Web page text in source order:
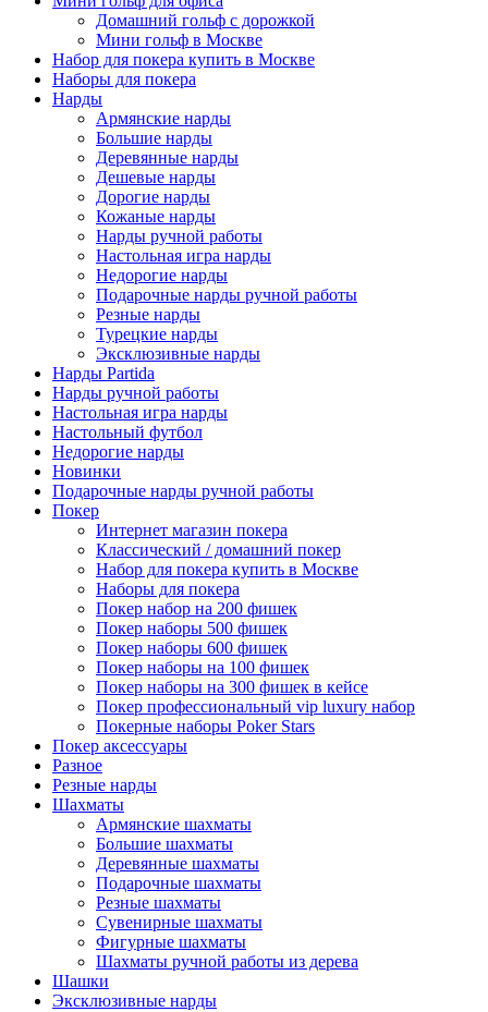
Домашний гольф с дорожкой
Мини гольф в Москве
Набор для покера купить в Москве
Наборы для покера
Нарды
Армянские нарды
Большие нарды
Деревянные нарды
Дешевые нарды
Дорогие нарды
Кожаные нарды
Нарды ручной работы
Настольная игра нарды
Недорогие нарды
Подарочные нарды ручной работы
Резные нарды
Турецкие нарды
Эксклюзивные нарды
Нарды Partida
Нарды ручной работы
Настольная игра нарды
Настольный футбол
Недорогие нарды
Новинки
Подарочные нарды ручной работы
Покер
Интернет магазин покера
Классический / домашний покер
Набор для покера купить в Москве
Наборы для покера
Покер набор на 200 фишек
Покер наборы 500 фишек
Покер наборы 600 фишек
Покер наборы на 100 фишек
Покер наборы на 300 фишек в кейсе
Покер профессиональный vip luxury набор
Покерные наборы Poker Stars
Покер аксессуары
Разное
Резные нарды
Шахматы
Армянские шахматы
Большие шахматы
Деревянные шахматы
Подарочные шахматы
Резные шахматы
Сувенирные шахматы
Фигурные шахматы
Шахматы ручной работы из дерева
Шашки
Эксклюзивные нарды